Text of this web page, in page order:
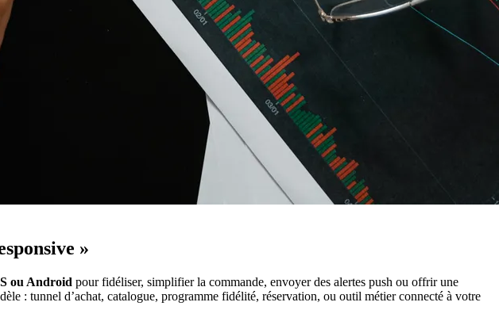
»
ou Android pour fidéliser, simplifier la commande, envoyer des alertes push ou offrir une
: tunnel d’achat, catalogue, programme fidélité, réservation, ou outil métier connecté à votre